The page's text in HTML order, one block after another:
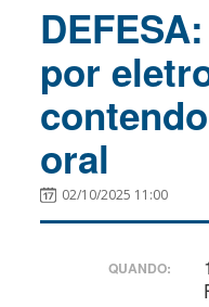
por
oral
02/10/2025 11:00
QUANDO: